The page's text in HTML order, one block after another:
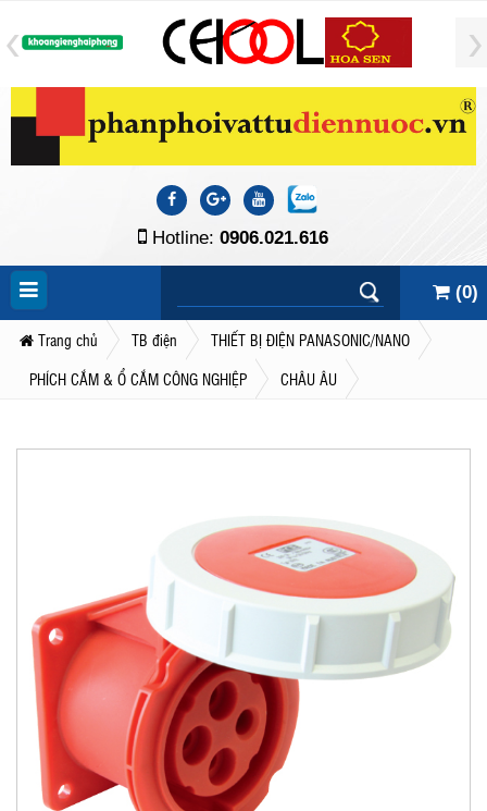
Hotline: 0906.021.616
(0)
Trang chủ TB điện
THIẾT BỊ ĐIỆN PANASONIC/NANO
PHÍCH CẮM & Ổ CẮM CÔNG NGHIỆP
CHÂU ÂU